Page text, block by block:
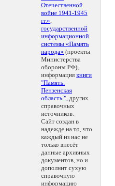
Отечественной
войне 1941-1945
гг.»,
государственной
информационной
системы «Память
народа» (проекты
Министерства
обороны РФ),
информация книги
"Память.
Пензенская
область.", других
справочных
источников.
Сайт создан в
надежде на то, что
каждый из нас не
только внесёт
данные архивных
документов, но и
дополнит сухую
справочную
информацию